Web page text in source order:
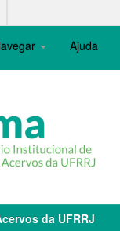
Ajuda
da UFRRJ